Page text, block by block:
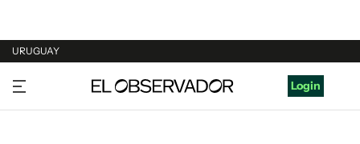
URUGUAY
URUGUAY
ARGENTINA
Login